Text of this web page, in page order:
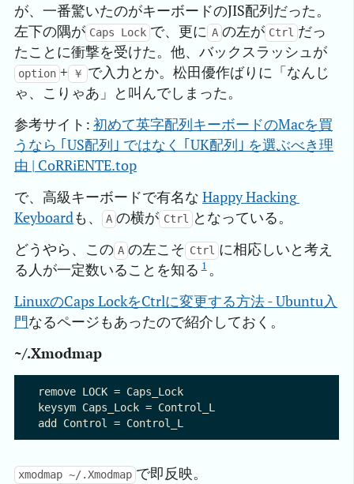
が、一番驚いたのがキーボードのJIS配列だった。
左下の隅が Caps Lock で、更に A の左が Ctrl だっ
たことに衝撃を受けた。他、バックスラッシュが
option + ￥ で入力とか。松田優作ばりに「なんじ
ゃ、こりゃあ」と叫んでしまった。
参考サイト: 初めて英字配列キーボードのMacを買
うなら ｢US配列｣ ではなく ｢UK配列｣ を選ぶべき理
由 | CoRRiENTE.top
で、高級キーボードで有名な Happy Hacking
Keyboardも、 A の横が Ctrl となっている。
どうやら、この A の左こそ Ctrl に相応しいと考え
る人が一定数いることを知る 1 。
LinuxのCaps LockをCtrlに変更する方法 - Ubuntu入
門なるページもあったので紹介しておく。
~/.Xmodmap
remove LOCK = Caps_Lock
keysym Caps_Lock = Control_L
xmodmap ~/.Xmodmap で即反映。